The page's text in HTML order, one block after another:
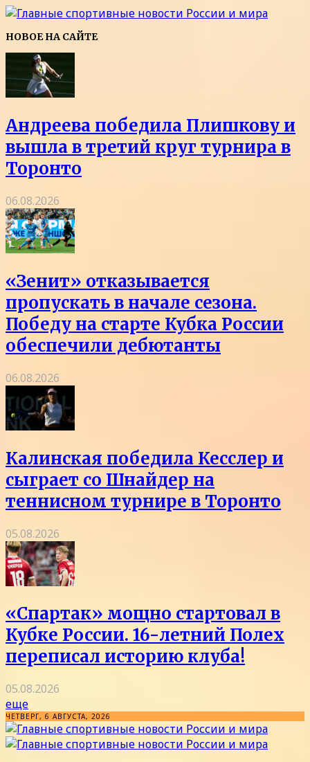
НОВОЕ НА САЙТЕ
Андреева победила Плишкову и
вышла в третий круг турнира в
Торонто
06.08.2026
«Зенит» отказывается
пропускать в начале сезона.
Победу на старте Кубка России
обеспечили дебютанты
06.08.2026
Калинская победила Кесслер и
сыграет со Шнайдер на
теннисном турнире в Торонто
05.08.2026
«Спартак» мощно стартовал в
Кубке России. 16-летний Полех
переписал историю клуба!
05.08.2026
еще
ЧЕТВЕРГ, 6 АВГУСТА, 2026